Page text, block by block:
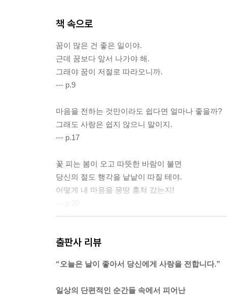
책 속으로
꿈이 많은 건 좋은 일이야.
근데 꿈보다 앞서 나가야 해.
그래야 꿈이 저절로 따라오니까.
--- p.9
마음을 전하는 것만이라도 쉽다면 얼마나 좋을까?
그래도 사랑은 쉽지 않으니 말이지.
--- p.17
꽃 피는 봄이 오고 따뜻한 바람이 불면
당신의 절도 행각을 낱낱이 따질 테야.
어떻게 내 마음을 몽땅 훔쳐 갔는지!
오래 걸렸지만 결국 울창한 숲이 되었어.
하지만 그건 바보짓이야.
숲은 살아있고 점점 더 크게 자라고 있으니까.
출판사 리뷰
“오늘은 날이 좋아서 당신에게 사랑을 전합니다.”
일상의 단편적인 순간들 속에서 피어난